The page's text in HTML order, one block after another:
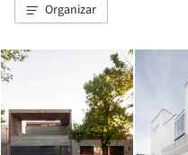
Organizar